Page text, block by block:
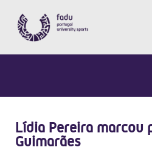
Lídia Pereira marcou
Guimarães